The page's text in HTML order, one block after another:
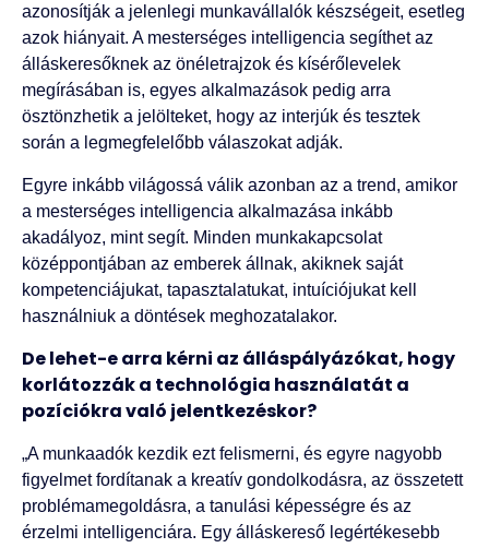
azonosítják a jelenlegi munkavállalók készségeit, esetleg
azok hiányait. A mesterséges intelligencia segíthet az
álláskeresőknek az önéletrajzok és kísérőlevelek
megírásában is, egyes alkalmazások pedig arra
ösztönzhetik a jelölteket, hogy az interjúk és tesztek
során a legmegfelelőbb válaszokat adják.
Egyre inkább világossá válik azonban az a trend, amikor
a mesterséges intelligencia alkalmazása inkább
akadályoz, mint segít. Minden munkakapcsolat
középpontjában az emberek állnak, akiknek saját
kompetenciájukat, tapasztalatukat, intuíciójukat kell
használniuk a döntések meghozatalakor.
De lehet-e arra kérni az álláspályázókat, hogy
korlátozzák a technológia használatát a
pozíciókra való jelentkezéskor?
„A munkaadók kezdik ezt felismerni, és egyre nagyobb
figyelmet fordítanak a kreatív gondolkodásra, az összetett
problémamegoldásra, a tanulási képességre és az
érzelmi intelligenciára. Egy álláskereső legértékesebb